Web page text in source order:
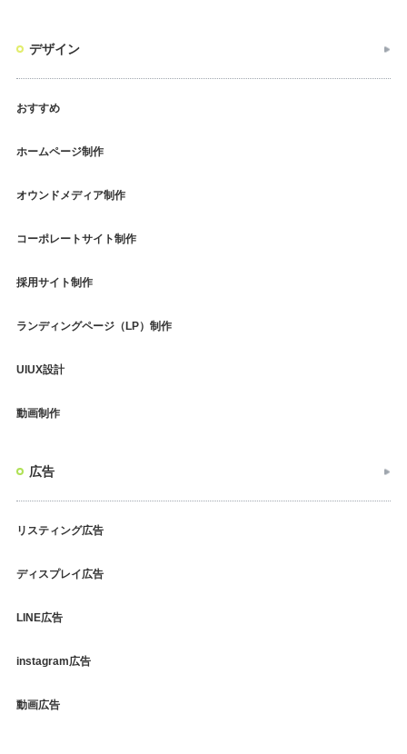
デザイン
おすすめ
ホームページ制作
オウンドメディア制作
コーポレートサイト制作
採用サイト制作
ランディングページ（LP）制作
UIUX設計
動画制作
広告
リスティング広告
ディスプレイ広告
LINE広告
instagram広告
動画広告